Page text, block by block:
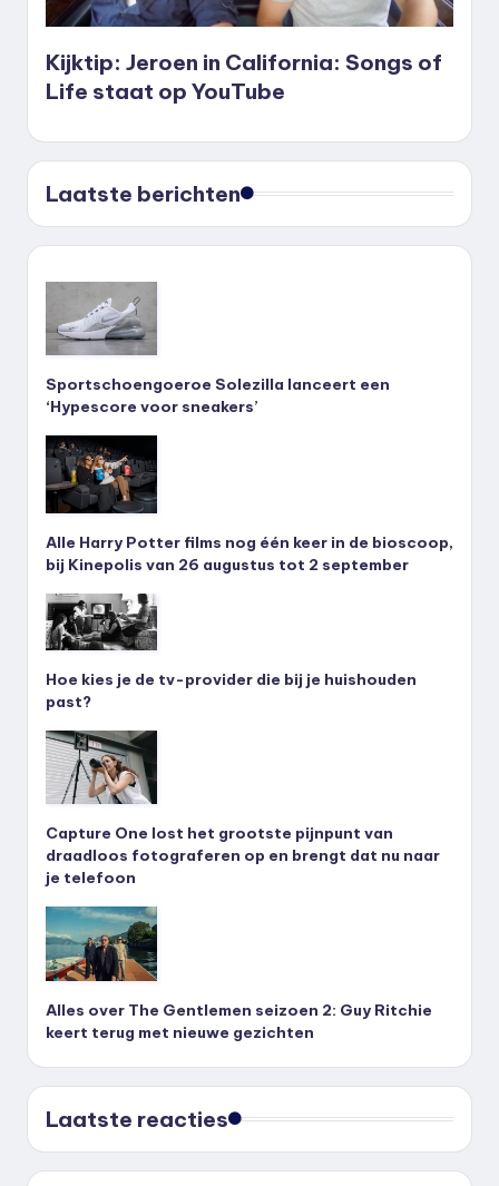
Kijktip: Jeroen in California: Songs of
Life staat op YouTube
Laatste berichten
Sportschoengoeroe Solezilla lanceert een
‘Hypescore voor sneakers’
Alle Harry Potter films nog één keer in de bioscoop,
bij Kinepolis van 26 augustus tot 2 september
Hoe kies je de tv-provider die bij je huishouden
past?
Capture One lost het grootste pijnpunt van
draadloos fotograferen op en brengt dat nu naar
je telefoon
Alles over The Gentlemen seizoen 2: Guy Ritchie
keert terug met nieuwe gezichten
Laatste reacties